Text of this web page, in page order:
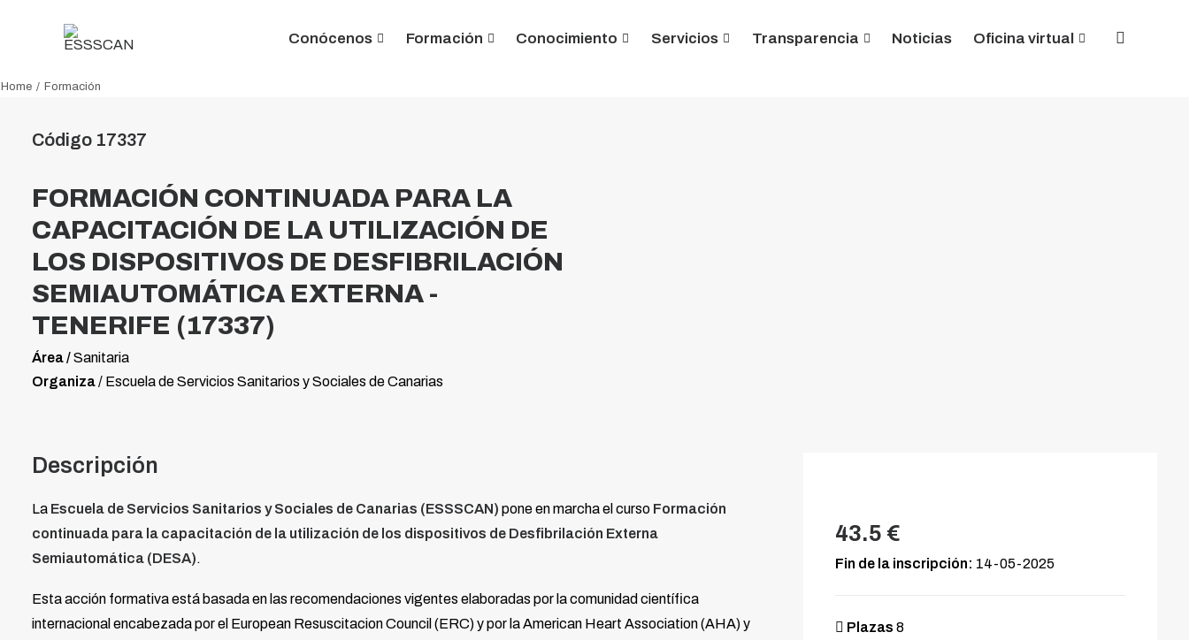
Conócenos Formación Conocimiento Servicios Transparencia Noticias Oficina virtual
Home Formación
Código 17337
FORMACIÓN CONTINUADA PARA LA
CAPACITACIÓN DE LA UTILIZACIÓN DE
LOS DISPOSITIVOS DE DESFIBRILACIÓN
SEMIAUTOMÁTICA EXTERNA -
TENERIFE (17337)
Área /Sanitaria
Organiza/ Escuela de Servicios Sanitarios y Sociales de Canarias
Descripción
La Escuela de Servicios Sanitarios y Sociales de Canarias (ESSSCAN) pone en marcha el curso Formación
continuada para la capacitación de la utilización de los dispositivos de Desfibrilación Externa
Semiautomática (DESA).
Esta acción formativa está basada en las recomendaciones vigentes elaboradas por la comunidad científica
internacional encabezada por el European Resuscitacion Council (ERC) y por la American Heart Association (AHA) y
43.5 €
Fin de la inscripción: 14-05-2025
Plazas 8